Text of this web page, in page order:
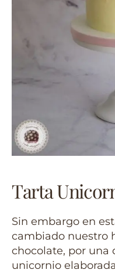
Tarta
Sin embargo en
cambiado nuestro
chocolate, por una
unicornio